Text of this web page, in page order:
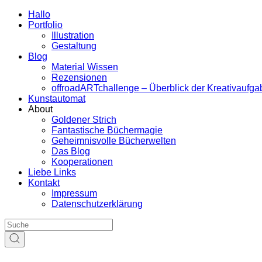
Hallo
Portfolio
Illustration
Gestaltung
Blog
Material Wissen
Rezensionen
offroadARTchallenge – Überblick der
Kunstautomat
About
Goldener Strich
Fantastische Büchermagie
Geheimnisvolle Bücherwelten
Das Blog
Kooperationen
Liebe Links
Kontakt
Impressum
Datenschutzerklärung